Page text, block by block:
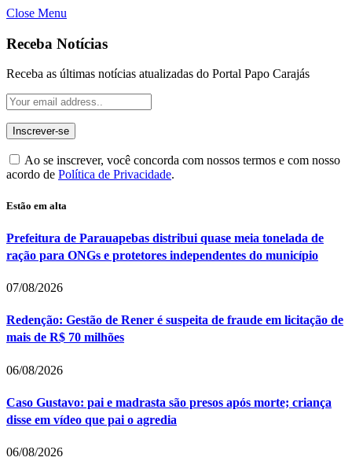
Close Menu
Receba Notícias
Receba as últimas notícias atualizadas do Portal Papo Carajás
Ao se inscrever, você concorda com nossos termos e com nosso
acordo de Política de Privacidade.
Estão em alta
Prefeitura de Parauapebas distribui quase meia tonelada de
ração para ONGs e protetores independentes do município
07/08/2026
Redenção: Gestão de Rener é suspeita de fraude em licitação de
mais de R$ 70 milhões
06/08/2026
Caso Gustavo: pai e madrasta são presos após morte; criança
disse em vídeo que pai o agredia
06/08/2026